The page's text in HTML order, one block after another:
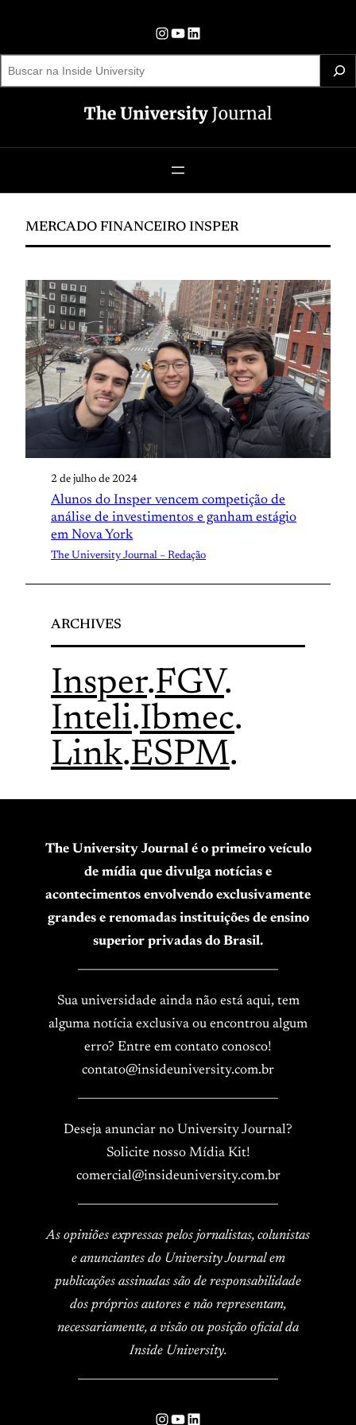
o
conteúdo
Instagram YouTube LinkedIn
S
r
MERCADO FINANCEIRO INSPER
2 de julho de 2024
Alunos do Insper vencem competição de
análise de investimentos e ganham estágio
em Nova York
The University Journal – Redação
ARCHIVES
Insper.FGV.
Inteli.Ibmec.
Link.ESPM.
The University Journal é o primeiro veículo
de mídia que divulga notícias e
acontecimentos envolvendo exclusivamente
grandes e renomadas instituições de ensino
superior privadas do Brasil.
Sua universidade ainda não está aqui, tem
alguma notícia exclusiva ou encontrou algum
erro? Entre em contato conosco!
contato@insideuniversity.com.br
Deseja anunciar no University Journal?
Solicite nosso Mídia Kit!
comercial@insideuniversity.com.br
As opiniões expressas pelos jornalistas, colunistas
e anunciantes do University Journal em
publicações assinadas são de responsabilidade
dos próprios autores e não representam,
necessariamente, a visão ou posição oficial da
Inside University.
Instagram
YouTube
LinkedIn